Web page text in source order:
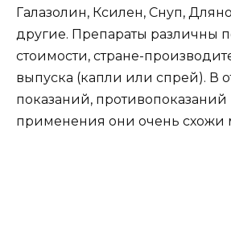
Галазолин, Ксилен, Снуп,
другие. Препараты различны
стоимости, стране-
выпуска (капли или спрей). В
показаний, противопоказаний
применения они очень схожи